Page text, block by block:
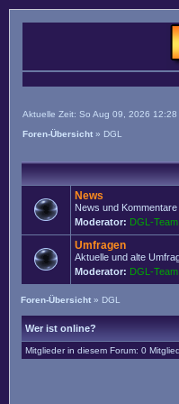
Aktuelle Zeit: So Aug 09, 2026 12:28
Foren-Übersicht » DGL
News
News und
Moderator: DGL-Team
Umfragen
Aktuelle und alte
Moderator: DGL-Team
Foren-Übersicht » DGL
Wer ist online?
Mitglieder in diesem Forum: 0